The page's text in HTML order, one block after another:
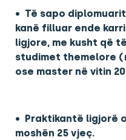
• Të sapo
kanë filluar ende
ligjore, me kusht që
studimet themelore
ose master në vitin
•
Praktikantë ligjorë
moshën 25 vjeç.